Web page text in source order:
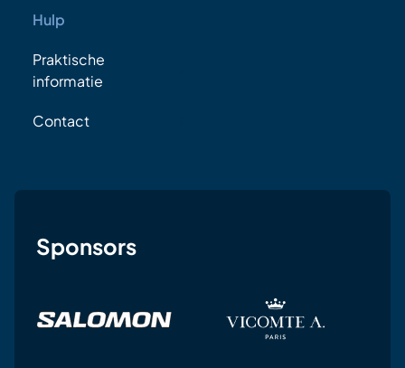
Hulp
Praktische
informatie
Contact
Sponsors